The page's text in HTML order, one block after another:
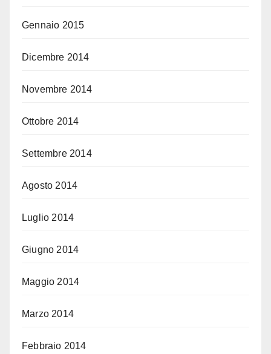
Gennaio 2015
Dicembre 2014
Novembre 2014
Ottobre 2014
Settembre 2014
Agosto 2014
Luglio 2014
Giugno 2014
Maggio 2014
Marzo 2014
Febbraio 2014